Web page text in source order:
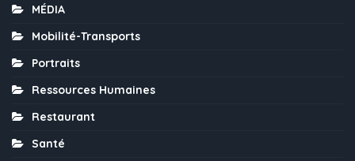
MÉDIA
Mobilité-Transports
Portraits
Ressources Humaines
Restaurant
Santé